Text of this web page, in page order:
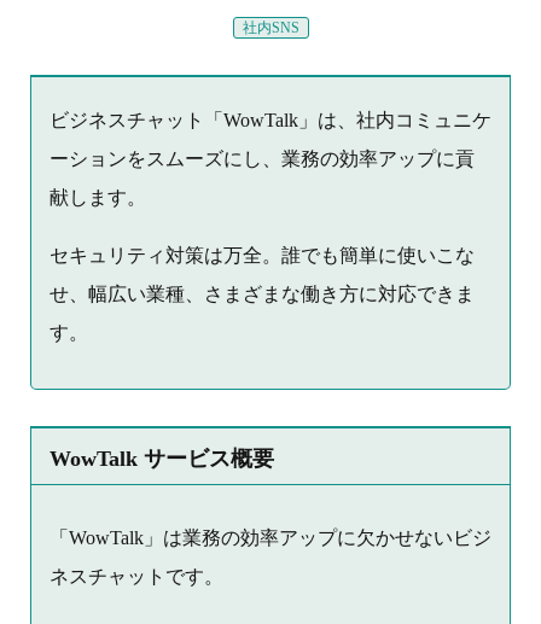
社内SNS
ビジネスチャット「WowTalk」は、社内コミュニケ
ーションをスムーズにし、業務の効率アップに貢
献します。
セキュリティ対策は万全。誰でも簡単に使いこな
せ、幅広い業種、さまざまな働き方に対応できま
す。
WowTalk サービス概要
「WowTalk」は業務の効率アップに欠かせないビジ
ネスチャットです。